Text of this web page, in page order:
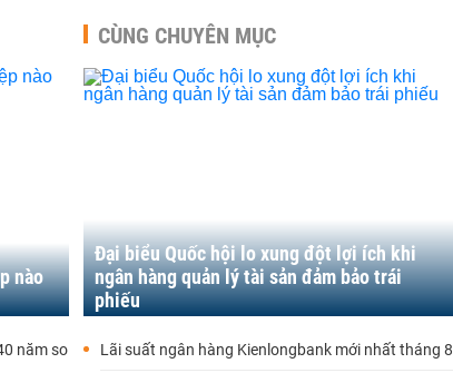
nào
năm so
CÙNG CHUYÊN MỤC
Đại biểu Quốc hội lo xung đột lợi ích khi
ngân hàng quản lý tài sản đảm bảo trái
phiếu
Lãi suất ngân hàng Kienlongbank mới nhất tháng 8